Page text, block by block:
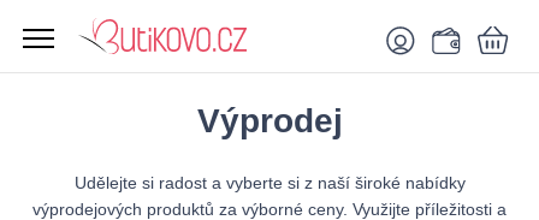
Výprodej
Udělejte si radost a vyberte si z naší široké nabídky
výprodejových produktů za výborné ceny. Využijte příležitosti a